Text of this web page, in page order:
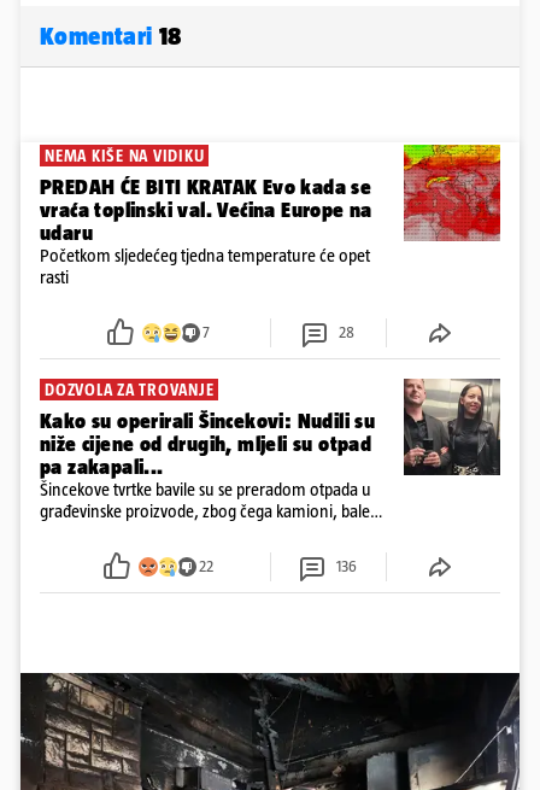
Komentari 18
NEMA KIŠE NA VIDIKU
PREDAH ĆE BITI KRATAK Evo kada se
vraća toplinski val. Većina Europe na
udaru
Početkom sljedećeg tjedna temperature će opet
rasti
7 28
DOZVOLA ZA TROVANJE
Kako su operirali Šincekovi: Nudili su
niže cijene od drugih, mljeli su otpad
pa zakapali...
Šincekove tvrtke bavile su se preradom otpada u
građevinske proizvode, zbog čega kamioni, bale
22 136